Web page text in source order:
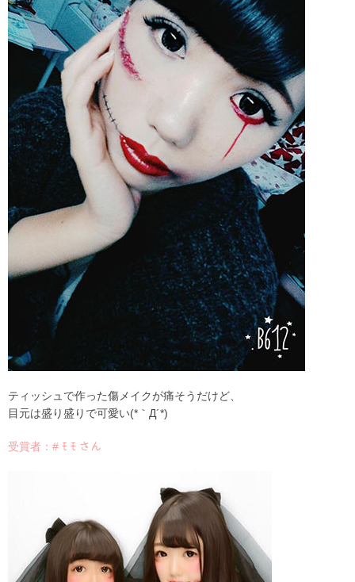
ティッシュで作った傷メイクが痛そうだけど、
目元は盛り盛りで可愛い(*｀Д´*)
受賞者：# ﾓ ﾓ さん